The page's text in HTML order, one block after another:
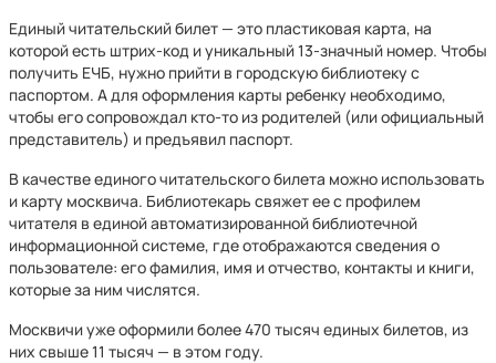
Единый читательский билет — это пластиковая карта, на
которой есть штрих-код и уникальный 13-значный номер. Чтобы
получить ЕЧБ, нужно прийти в городскую библиотеку с
паспортом. А для оформления карты ребенку необходимо,
чтобы его сопровождал кто-то из родителей (или официальный
представитель) и предъявил паспорт.
В качестве единого читательского билета можно использовать
и карту москвича. Библиотекарь свяжет ее с профилем
читателя в единой автоматизированной библиотечной
информационной системе, где отображаются сведения о
пользователе: его фамилия, имя и отчество, контакты и книги,
которые за ним числятся.
Москвичи уже оформили более 470 тысяч единых билетов, из
них свыше 11 тысяч — в этом году.